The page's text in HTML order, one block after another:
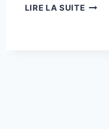
LIRE LA SUITECELLO